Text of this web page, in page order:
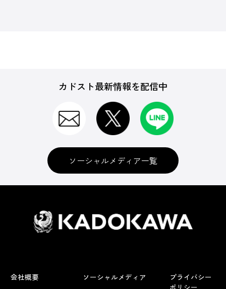
カドスト最新情報を配信中
ソーシャルメディア一覧
会社概要
ソーシャルメディア
プライバシー